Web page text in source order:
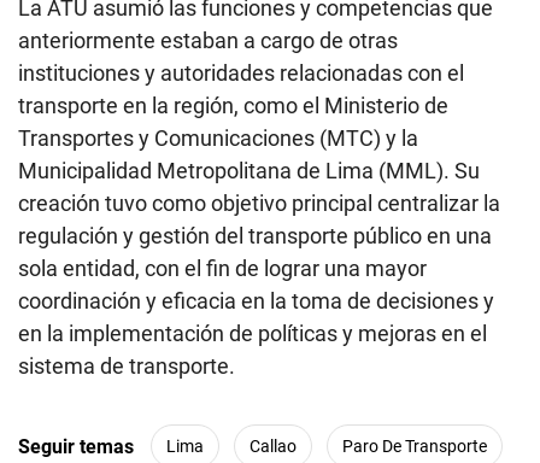
La ATU asumió las funciones y competencias que
anteriormente estaban a cargo de otras
instituciones y autoridades relacionadas con el
transporte en la región, como el Ministerio de
Transportes y Comunicaciones (MTC) y la
Municipalidad Metropolitana de Lima (MML). Su
creación tuvo como objetivo principal centralizar la
regulación y gestión del transporte público en una
sola entidad, con el fin de lograr una mayor
coordinación y eficacia en la toma de decisiones y
en la implementación de políticas y mejoras en el
sistema de transporte.
Seguir temas Lima Callao Paro De Transporte